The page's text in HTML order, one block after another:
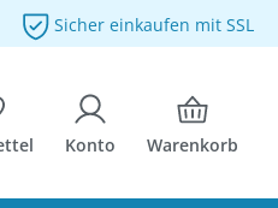
Sicher einkaufen mit SSL
Konto Warenkorb